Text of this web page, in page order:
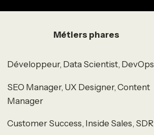
Métiers phares
Développeur, Data Scientist, DevOps
SEO Manager, UX Designer, Content
Manager
Customer Success, Inside Sales, SDR